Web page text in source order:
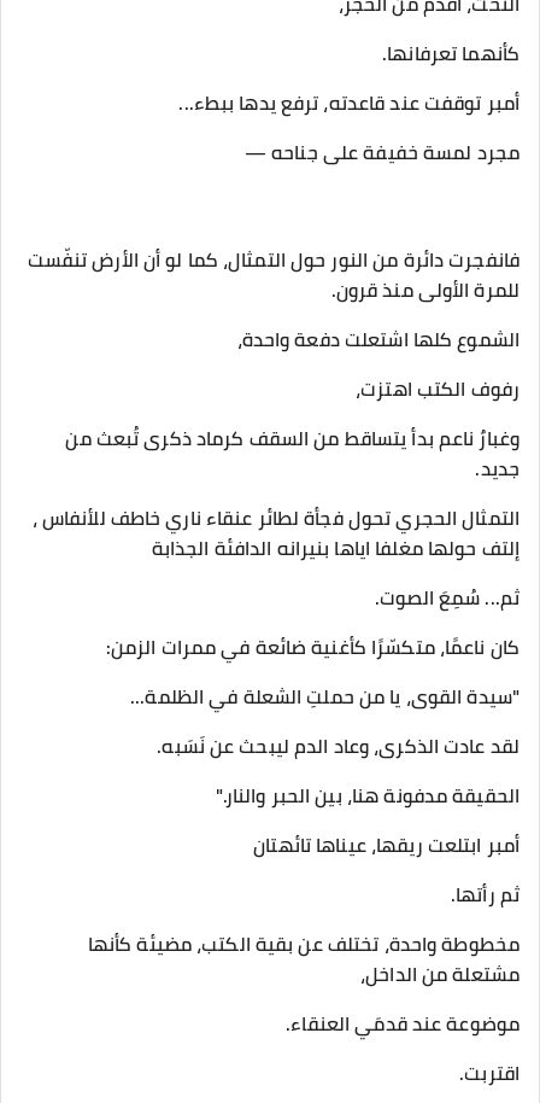
كأنهما تعرفانها.
أمبر توقفت عند قاعدته، ترفع يدها ببطء...
مجرد لمسة خفيفة على جناحه —
فانفجرت دائرة من النور حول التمثال، كما لو أن الأرض تنفّست
للمرة الأولى منذ قرون.
الشموع كلها اشتعلت دفعة واحدة،
رفوف الكتب اهتزت،
وغبارٌ ناعم بدأ يتساقط من السقف كرماد ذكرى تُبعث من
جديد.
التمثال الحجري تحول فجأة لطائر عنقاء ناري خاطف للأنفاس ،
إلتف حولها مغلفا اياها بنيرانه الدافئة الجذابة
ثم... سُمِعَ الصوت.
كان ناعمًا، متكسّرًا كأغنية ضائعة في ممرات الزمن:
"سيدة القوى، يا من حملتِ الشعلة في الظلمة...
لقد عادت الذكرى، وعاد الدم ليبحث عن نَسَبه.
الحقيقة مدفونة هنا، بين الحبر والنار."
أمبر ابتلعت ريقها، عيناها تائهتان
ثم رأتها.
مخطوطة واحدة، تختلف عن بقية الكتب، مضيئة كأنها
مشتعلة من الداخل،
موضوعة عند قدمَي العنقاء.
اقتربت.